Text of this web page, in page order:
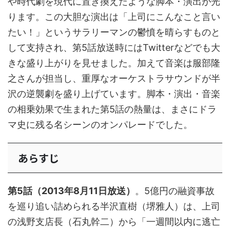
ります。この大胆な演出は「上司にこんなこと言い
たい！」というサラリーマンの鬱憤を晴らすものと
して支持され、第5話放送時にはTwitterなどでも大
きな盛り上がりを見せました。加えて音楽は服部隆
之さんが担当し、重厚なオーケストラサウンドが半
沢の逆襲劇を盛り上げています。脚本・演出・音楽
の相乗効果で生まれた第5話の熱量は、まさにドラ
マ史に残る名シーンのオンパレードでした。
あらすじ
第5話（2013年8月11日放送） 。5億円の融資事故
を巡り追い詰められる半沢直樹（堺雅人）は、上司
の浅野支店長（石丸幹二）から「一週間以内に逃亡